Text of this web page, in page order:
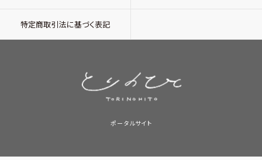
特定商取引法に基づく表記
ポータルサイト